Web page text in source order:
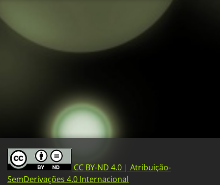
CC BY-ND 4.0 | Atribuição-
SemDerivações 4.0 Internacional